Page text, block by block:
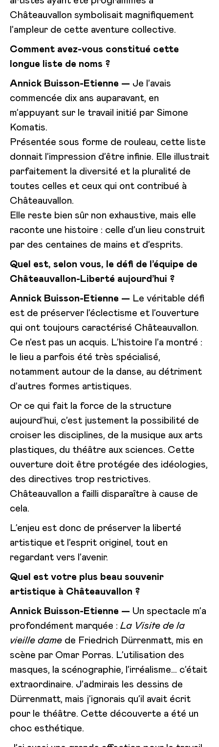
Châteauvallon symbolisait magnifiquement
l’ampleur de cette aventure collective.
Comment avez-vous constitué cette
longue liste de noms ?
Annick Buisson-Etienne — Je l’avais
commencée dix ans auparavant, en
m’appuyant sur le travail initié par Simone
Komatis.
Présentée sous forme de rouleau, cette liste
donnait l’impression d’être infinie. Elle illustrait
parfaitement la diversité et la pluralité de
toutes celles et ceux qui ont contribué à
Châteauvallon.
Elle reste bien sûr non exhaustive, mais elle
raconte une histoire : celle d’un lieu construit
par des centaines de mains et d’esprits.
Quel est, selon vous, le défi de l’équipe de
Châteauvallon-Liberté aujourd’hui ?
Annick Buisson-Etienne — Le véritable défi
est de préserver l’éclectisme et l’ouverture
qui ont toujours caractérisé Châteauvallon.
Ce n’est pas un acquis. L’histoire l’a montré :
le lieu a parfois été très spécialisé,
notamment autour de la danse, au détriment
d’autres formes artistiques.
Or ce qui fait la force de la structure
aujourd’hui, c’est justement la possibilité de
croiser les disciplines, de la musique aux arts
plastiques, du théâtre aux sciences. Cette
ouverture doit être protégée des idéologies,
des directives trop restrictives.
Châteauvallon a failli disparaître à cause de
cela.
L’enjeu est donc de préserver la liberté
artistique et l’esprit originel, tout en
regardant vers l’avenir.
Quel est votre plus beau souvenir
artistique à Châteauvallon ?
Annick Buisson-Etienne — Un spectacle m’a
profondément marquée : La Visite de la
vieille dame de Friedrich Dürrenmatt, mis en
scène par Omar Porras. L’utilisation des
masques, la scénographie, l’irréalisme… c’était
extraordinaire. J’admirais les dessins de
Dürrenmatt, mais j’ignorais qu’il avait écrit
pour le théâtre. Cette découverte a été un
choc esthétique.